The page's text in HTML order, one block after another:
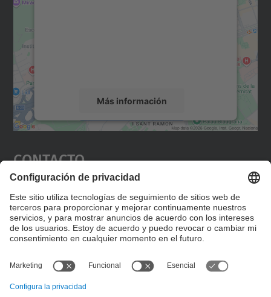
Más información
Aceptar
powered by
Contacto
Editad en la página "Contacto personalizado", que
encontraréis en la raíz de español, vuestros datos
personalizados de contacto.
Formulario de contacto